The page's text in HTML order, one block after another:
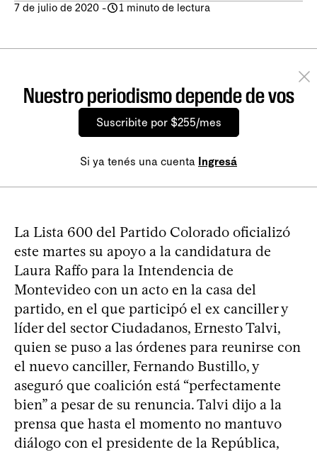
7 de julio de 2020 - 1 minuto de lectura
Nuestro periodismo depende de vos
Suscribite por $255/mes
Si ya tenés una cuenta Ingresá
La Lista 600 del Partido Colorado oficializó
este martes su apoyo a la candidatura de
Laura Raffo para la Intendencia de
Montevideo con un acto en la casa del
partido, en el que participó el ex canciller y
líder del sector Ciudadanos, Ernesto Talvi,
quien se puso a las órdenes para reunirse con
el nuevo canciller, Fernando Bustillo, y
aseguró que coalición está “perfectamente
bien” a pesar de su renuncia. Talvi dijo a la
prensa que hasta el momento no mantuvo
diálogo con el presidente de la República,